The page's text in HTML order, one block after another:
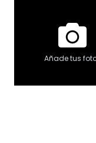
Añade tus